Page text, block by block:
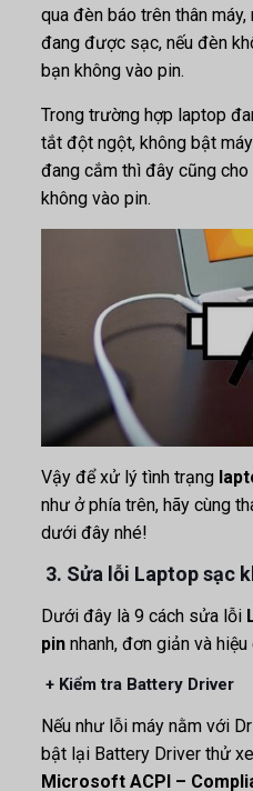
qua đèn báo trên thân
đang được sạc, nếu đèn
bạn không vào pin.
Trong trường hợp laptop
tắt đột ngột, không bật
đang cắm thì đây cũng
không vào pin.
Vậy để xử lý tình trạng
như ở phía trên, hãy cùng
dưới đây nhé!
3. Sửa lỗi Laptop sạc
Dưới đây là 9 cách sửa lỗi
pinnhanh, đơn giản và hiệu
+ Kiểm tra Battery Driver
Nếu như lỗi máy nằm với
bật lại Battery Driver thử
Microsoft ACPI –